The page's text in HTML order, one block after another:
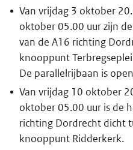
Van vrijdag 3 oktober
oktober 05.00 uur zijn
van de A16 richting
knooppunt
De parallelrijbaan is
Van vrijdag 10 oktober
oktober 05.00 uur is de
richting Dordrecht dicht
knooppunt Ridderkerk.